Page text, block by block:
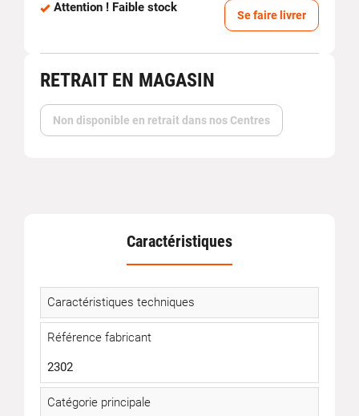
Attention ! Faible stock
Se faire livrer
RETRAIT EN MAGASIN
Non disponible en retrait dans nos Centres
Caractéristiques
Caractéristiques techniques
Référence fabricant
2302
Catégorie principale